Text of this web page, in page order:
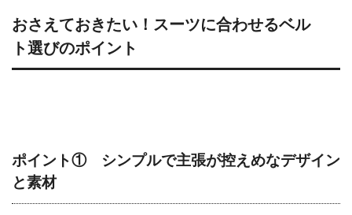
おさえておきたい！スーツに合わせるベル
ト選びのポイント
ポイント① シンプルで主張が控えめなデザイン
と素材